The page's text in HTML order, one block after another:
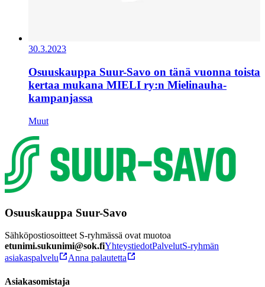
30.3.2023
Osuuskauppa Suur-Savo on tänä vuonna toista
kertaa mukana MIELI ry:n Mielinauha-
kampanjassa
Muut
Osuuskauppa Suur-Savo
Sähköpostiosoitteet S-ryhmässä ovat muotoa
etunimi.sukunimi@sok.fiYhteystiedotPalvelutS-ryhmän
asiakaspalvelu
Anna palautetta
Asiakasomistaja